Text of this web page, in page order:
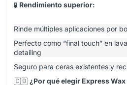
🧪 Rendimiento superior:
Rinde múltiples aplicaciones por
Perfecto como “final touch” en
detailing
Seguro para ceras existentes y
🇨🇴 ¿Por qué elegir Express